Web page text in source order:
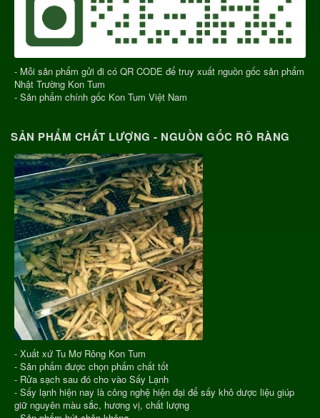
- Mỗi sản phẩm gửi đi có QR CODE để truy xuất nguồn gốc sản phẩm
Nhật Trường Kon Tum
- Sản phẩm chính gốc Kon Tum Việt Nam
SẢN PHẨM CHẤT LƯỢNG - NGUỒN GỐC RÕ RÀNG
- Xuất xứ Tu Mơ Rông Kon Tum
- Sản phẩm được chọn phẩm chất tốt
- Rửa sạch sau đó cho vào Sấy Lạnh
- Sấy lạnh hiện nay là công nghệ hiện đại để sấy khô dược liệu giúp
giữ nguyên màu sắc, hương vị, chất lượng